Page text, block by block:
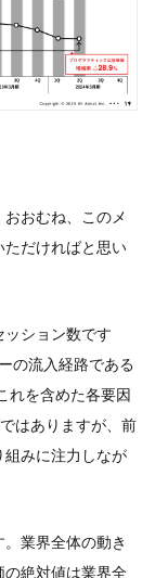
おむね、このメ
だければと思い
ション数です
の流入経路である
れを含めた各要因
はありますが、前
みに注力しなが
業界全体の動き
絶対値は業界全